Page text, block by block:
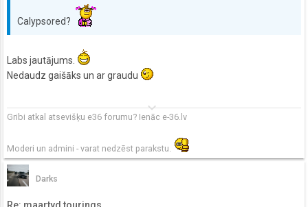
Calypsored?
Labs jautājums.
Nedaudz gaišāks un ar graudu
keyboard_arrow_down
Gribi atkal atsevišķu e36 forumu? Ienāc e-36.lv
Moderi un admini - varat nedzēst parakstu.
Darks